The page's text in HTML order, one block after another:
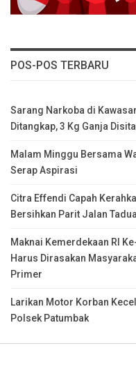
POS-POS TERBARU
Sarang Narkoba di
Ditangkap, 3 Kg Ganja Disita
Malam Minggu Bersama
Serap Aspirasi
Citra Effendi Capah
Bersihkan Parit Jalan
Maknai Kemerdekaan RI
Harus Dirasakan
Primer
Larikan Motor Korban
Polsek Patumbak